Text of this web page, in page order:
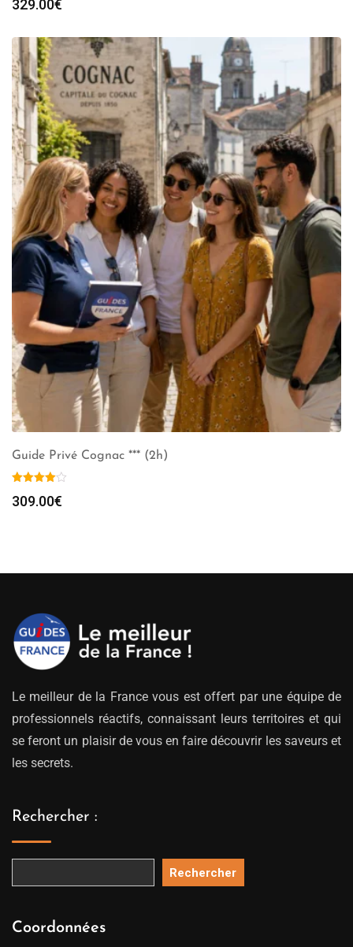
329.00€
Guide Privé Cognac *** (2h)
309.00€
Le meilleur de la France vous est offert par une équipe de
professionnels réactifs, connaissant leurs territoires et qui
se feront un plaisir de vous en faire découvrir les saveurs et
les secrets.
Rechercher :
Rechercher
Coordonnées